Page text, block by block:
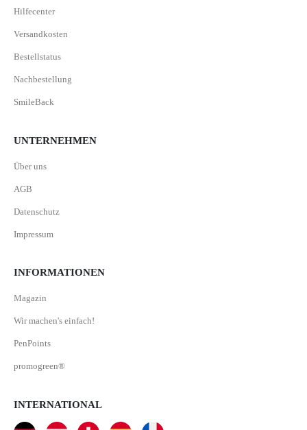
Hilfecenter
Versandkosten
Bestellstatus
Nachbestellung
SmileBack
UNTERNEHMEN
Über uns
AGB
Datenschutz
Impressum
INFORMATIONEN
Magazin
Wir machen's einfach!
PenPoints
promogreen®
INTERNATIONAL